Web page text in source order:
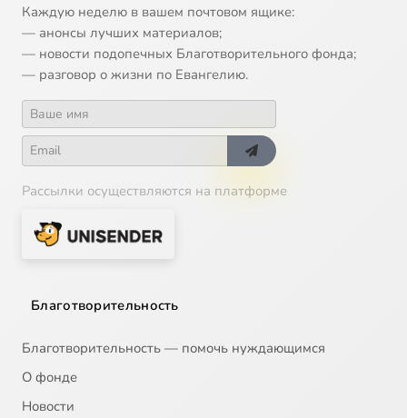
Каждую неделю в вашем почтовом ящике:
— анонсы лучших материалов;
— новости подопечных Благотворительного фонда;
— разговор о жизни по Евангелию.
Рассылки осуществляются на платформе
Благотворительность
Благотворительность — помочь нуждающимся
О фонде
Новости